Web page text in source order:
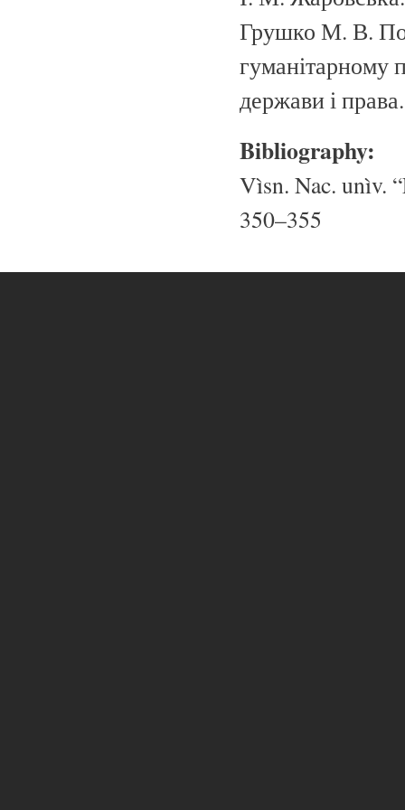
Грушко М. В.
гуманітарному
держави і
Bibliography:
Vìsn. Nac. unìv.
350–355